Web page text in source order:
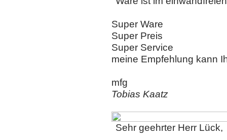
Super Ware
Super Preis
Super Service
meine Empfehlung kann
mfg
Tobias Kaatz
Sehr geehrter Herr Lück,